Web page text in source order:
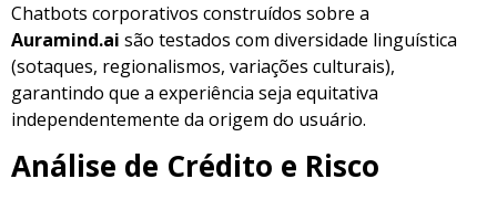
Chatbots corporativos construídos sobre a
Auramind.ai são testados com diversidade linguística
(sotaques, regionalismos, variações culturais),
garantindo que a experiência seja equitativa
independentemente da origem do usuário.
Análise de Crédito e Risco